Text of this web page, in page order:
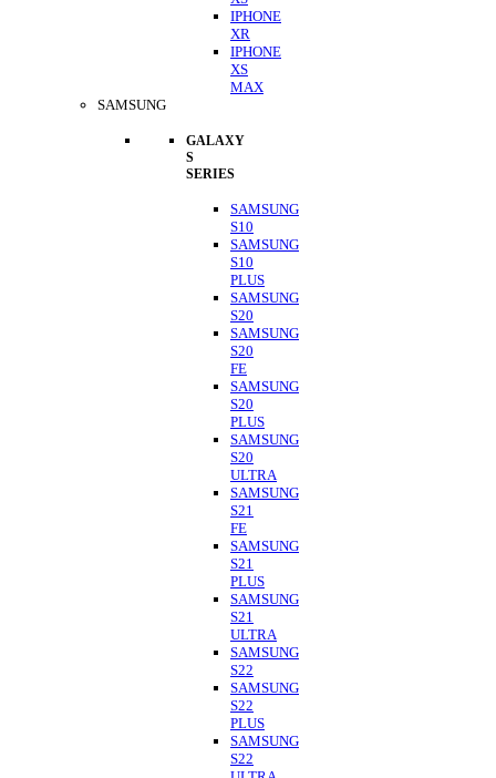
IPHONE
XR
IPHONE
XS
MAX
SAMSUNG
GALAXY
S
SERIES
SAMSUNG
S10
SAMSUNG
S10
PLUS
SAMSUNG
S20
SAMSUNG
S20
FE
SAMSUNG
S20
PLUS
SAMSUNG
S20
ULTRA
SAMSUNG
S21
FE
SAMSUNG
S21
PLUS
SAMSUNG
S21
ULTRA
SAMSUNG
S22
SAMSUNG
S22
PLUS
SAMSUNG
S22